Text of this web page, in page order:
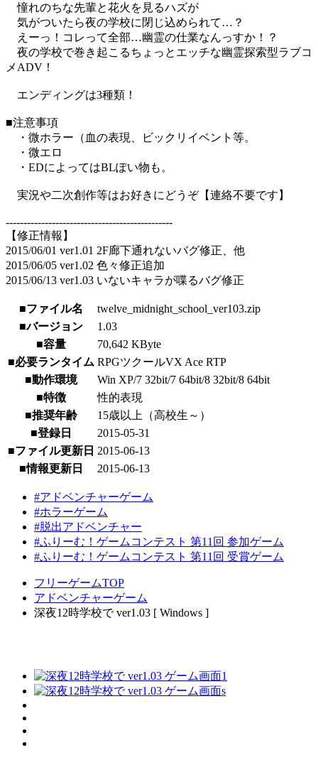
憧れのちな先輩と花火を見るハズが
気がついたら夜の学校に閉じ込められて…？
えーっ！コレって全部…幽霊の仕業なんっすか！？
夜の学校で巻き起こるちょっとエッチな幽霊探索型ラブコ
メADV！
エンディングは3種類！
■注意事項
・微ホラー（血の表現、ビックリイベント等。
・微エロ
・EDによってはBLぽい物も。
実況や二次創作等はお好きにどうぞ【連絡不要です】
-----------------------------------------------
【修正情報】
2015/06/01 ver1.01 2F廊下通れないバグ修正、他
2015/06/05 ver1.02 色々修正追加
2015/06/13 ver1.03 いないキャラが喋るバグ修正
■ファイル名
twelve_midnight_school_ver103.zip
■バージョン
1.03
■容量
70,642 KByte
■必要ランタイム RPGツクールVX Ace RTP
■動作環境
Win XP/7 32bit/7 64bit/8 32bit/8 64bit
■特徴
性的表現
■推奨年齢
15歳以上（高校生～）
■登録日
2015-05-31
■ファイル更新日 2015-06-13
■情報更新日
2015-06-13
#アドベンチャーゲーム
#ホラーゲーム
#脱出アドベンチャー
#ふりーむ！ゲームコンテスト 第11回 参加ゲーム
#ふりーむ！ゲームコンテスト 第11回 受賞ゲーム
フリーゲームTOP
アドベンチャーゲーム
深夜12時学校で ver1.03 [ Windows ]